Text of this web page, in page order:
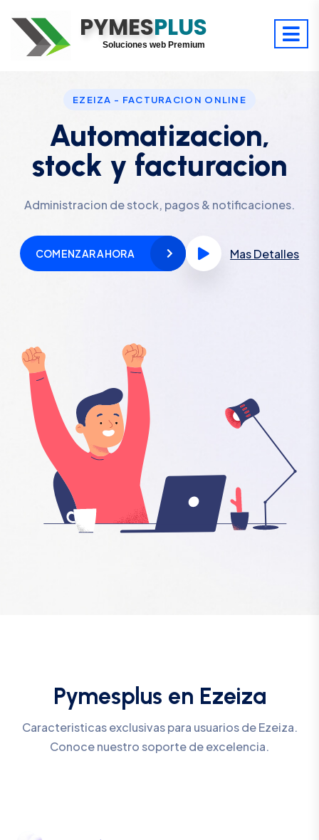
PYMESPLUS
Digitaliza tu éxito
Soluciones web Premium
EZEIZA - FACTURACION ONLINE
Automatizacion,
stock y facturacion
Administracion de stock, pagos & notificaciones.
COMENZAR AHORA Mas Detalles
Pymesplus en Ezeiza
Caracteristicas exclusivas para usuarios de Ezeiza.
Conoce nuestro soporte de excelencia.